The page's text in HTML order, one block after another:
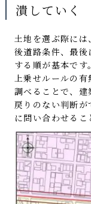
潰していく
土地を選ぶ際に
後道路条件、最
する順が基本で
上乗せルールの
調べることで、
戻りのない判断
に問い合わせるこ